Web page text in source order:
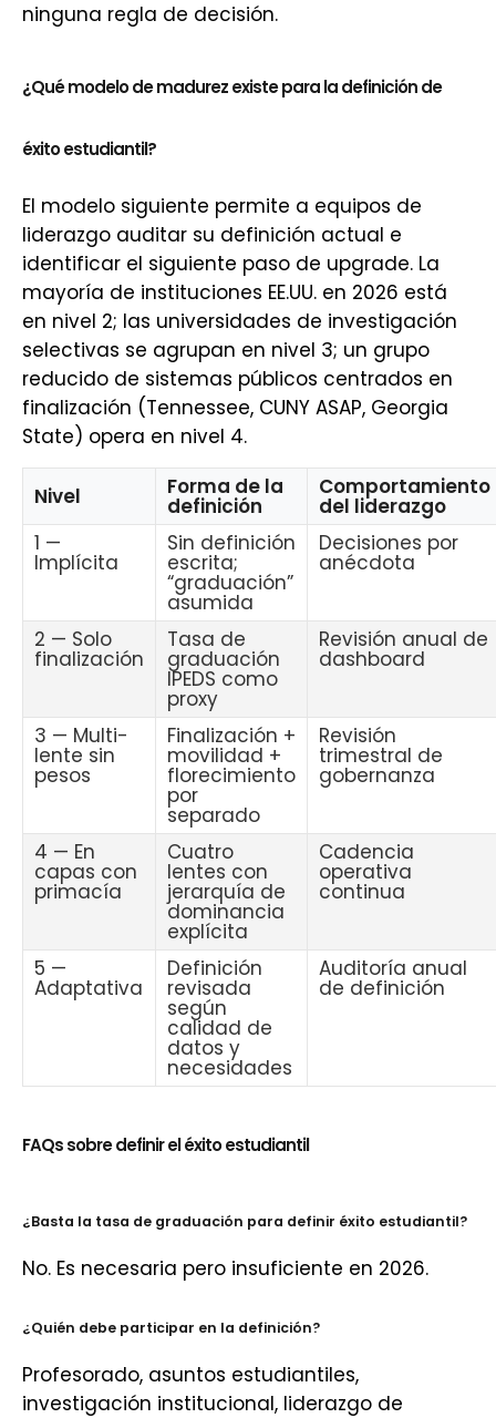
ninguna regla de decisión.
¿Qué modelo de madurez existe para la definición de
éxito estudiantil?
El modelo siguiente permite a equipos de
liderazgo auditar su definición actual e
identificar el siguiente paso de upgrade. La
mayoría de instituciones EE.UU. en 2026 está
en nivel 2; las universidades de investigación
selectivas se agrupan en nivel 3; un grupo
reducido de sistemas públicos centrados en
finalización (Tennessee, CUNY ASAP, Georgia
State) opera en nivel 4.
Nivel Forma de la
definición
Comportamiento
del liderazgo
1 —
Implícita
Sin definición
escrita;
“graduación”
asumida
Decisiones por
anécdota
2 — Solo
finalización
Tasa de
graduación
IPEDS como
proxy
Revisión anual de
dashboard
3 — Multi-
lente sin
pesos
Finalización +
movilidad +
florecimiento
por
separado
Revisión
trimestral de
gobernanza
4 — En
capas con
primacía
Cuatro
lentes con
jerarquía de
dominancia
explícita
Cadencia
operativa
continua
5 —
Adaptativa
Definición
revisada
según
calidad de
datos y
necesidades
Auditoría anual
de definición
FAQs sobre definir el éxito estudiantil
¿Basta la tasa de graduación para definir éxito estudiantil?
No. Es necesaria pero insuficiente en 2026.
¿Quién debe participar en la definición?
Profesorado, asuntos estudiantiles,
investigación institucional, liderazgo de